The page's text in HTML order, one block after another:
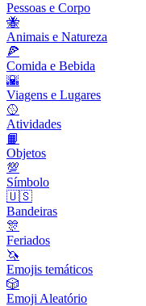
Pessoas e Corpo
🐝
Animais e Natureza
🍕
Comida e Bebida
🌇
Viagens e Lugares
🥎
Atividades
📙
Objetos
💯
Símbolo
🇺🇸
Bandeiras
🎊
Feriados
🦄
Emojis temáticos
🎲
Emoji Aleatório